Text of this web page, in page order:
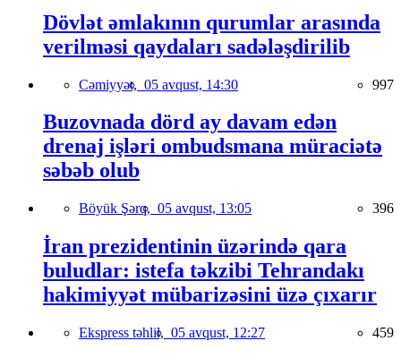
Dövlət əmlakının qurumlar arasında
verilməsi qaydaları sadələşdirilib
Cəmiyyət, 05 avqust, 14:30 997
Buzovnada dörd ay davam edən
drenaj işləri ombudsmana müraciətə
səbəb olub
Böyük Şərq, 05 avqust, 13:05 396
İran prezidentinin üzərində qara
buludlar: istefa təkzibi Tehrandakı
hakimiyyət mübarizəsini üzə çıxarır
Ekspress təhlil, 05 avqust, 12:27 459